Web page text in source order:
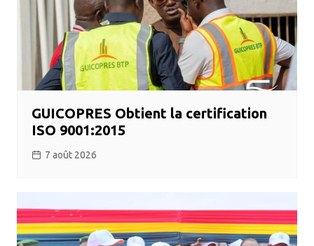
GUICOPRES Obtient la certification
ISO 9001:2015
7 août 2026